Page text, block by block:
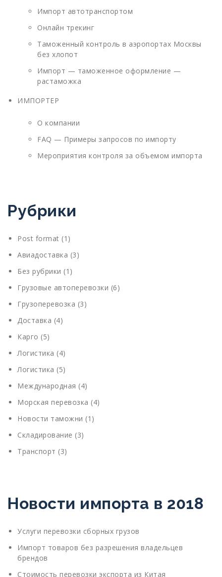
Импорт автотранспортом
Онлайн трекинг
Таможенный контроль в аэропортах Москвы
без хлопот
Импорт — таможенное оформление —
растаможка
ИМПОРТЕР
О компании
FAQ — Примеры запросов по импорту
Мероприятия контроля за объемом импорта
Рубрики
Post format (1)
Авиадоставка (3)
Без рубрики (1)
Грузовые автоперевозки (6)
Грузоперевозка (3)
Доставка (4)
Карго (5)
Логистика (4)
Логистика (5)
Международная (4)
Морская перевозка (4)
Новости таможни (1)
Складирование (3)
Транспорт (3)
Новости импорта в 2018
Услуги перевозки сборных грузов
Импорт товаров без разрешения владельцев
брендов
Стоимость перевозки экспорта из Китая